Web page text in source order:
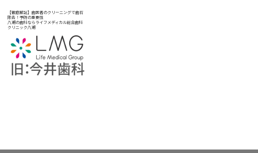
【徹底解説】歯医者のクリーニングで歯石
除去！予防の重要性
八潮の歯科ならライフメディカル総合歯科
クリニック八潮